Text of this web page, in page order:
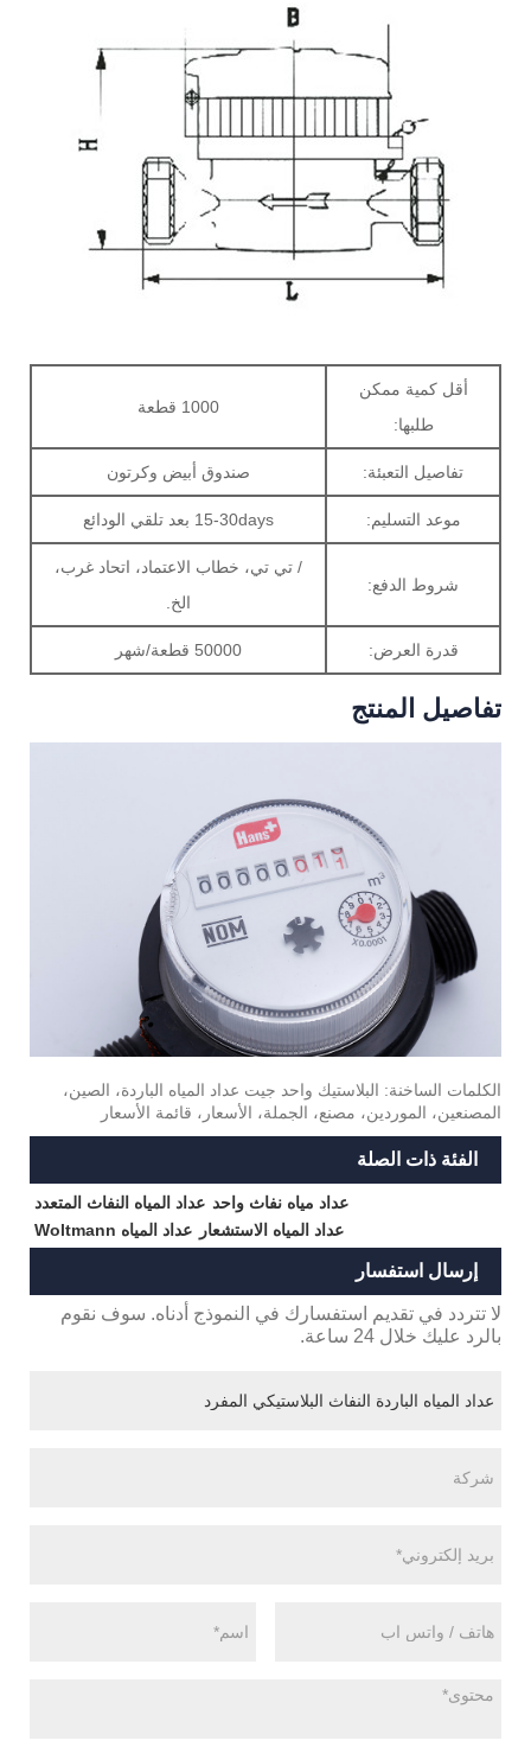
أقل كمية ممكن
طلبها:
1000 قطعة
تفاصيل التعبئة: صندوق أبيض وكرتون
موعد التسليم: 15-30days بعد تلقي الودائع
شروط الدفع:
/ تي تي، خطاب الاعتماد، اتحاد غرب،
الخ.
قدرة العرض: 50000 قطعة/شهر
تفاصيل المنتج
الكلمات الساخنة: البلاستيك واحد جيت عداد المياه الباردة، الصين،
المصنعين، الموردين، مصنع، الجملة، الأسعار، قائمة الأسعار
الفئة ذات الصلة
عداد المياه النفاث المتعدد عداد مياه نفاث واحد
عداد المياه Woltmann
عداد المياه الاستشعار
إرسال استفسار
لا تتردد في تقديم استفسارك في النموذج أدناه. سوف نقوم
بالرد عليك خلال 24 ساعة.